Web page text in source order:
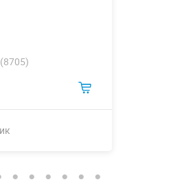
(8705)